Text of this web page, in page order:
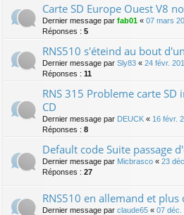
Carte SD Europe Ouest V8
Dernier message par fab01 « 07 mars
Réponses : 5
RNS510 s'éteind au bout
Dernier message par Sly83 « 24 févr.
Réponses : 11
RNS 315 Probleme carte
CD
Dernier message par DEUCK « 16 févr.
Réponses : 8
Default code Suite passage
Dernier message par Micbrasco « 23
Réponses : 27
RNS510 en allemand et plus
Dernier message par claude65 « 07 déc.